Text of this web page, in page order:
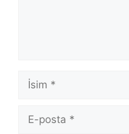
İsim
posta